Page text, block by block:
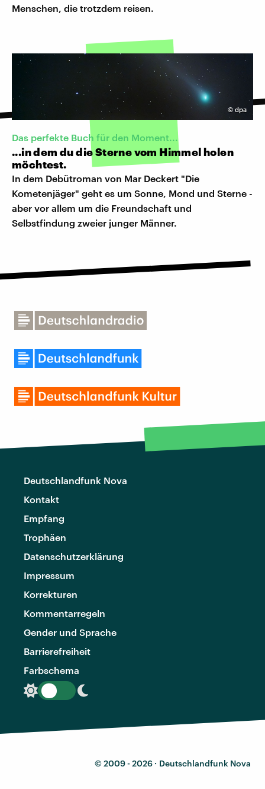
Menschen, die trotzdem reisen.
© dpa
Das perfekte Buch für den Moment...
...in dem du die Sterne vom Himmel holen
möchtest.
In dem Debütroman von Mar Deckert "Die
Kometenjäger" geht es um Sonne, Mond und Sterne -
aber vor allem um die Freundschaft und
Selbstfindung zweier junger Männer.
Deutschlandfunk Nova
Kontakt
Empfang
Trophäen
Datenschutzerklärung
Impressum
Korrekturen
Kommentarregeln
Gender und Sprache
Barrierefreiheit
Farbschema
© 2009 - 2026 · Deutschlandfunk Nova